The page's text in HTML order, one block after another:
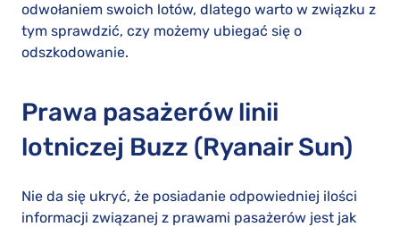
odwołaniem swoich lotów, dlatego warto w związku z
tym sprawdzić, czy możemy ubiegać się o
odszkodowanie.
Prawa pasażerów linii
lotniczej Buzz (Ryanair Sun)
Nie da się ukryć, że posiadanie odpowiedniej ilości
informacji związanej z prawami pasażerów jest jak